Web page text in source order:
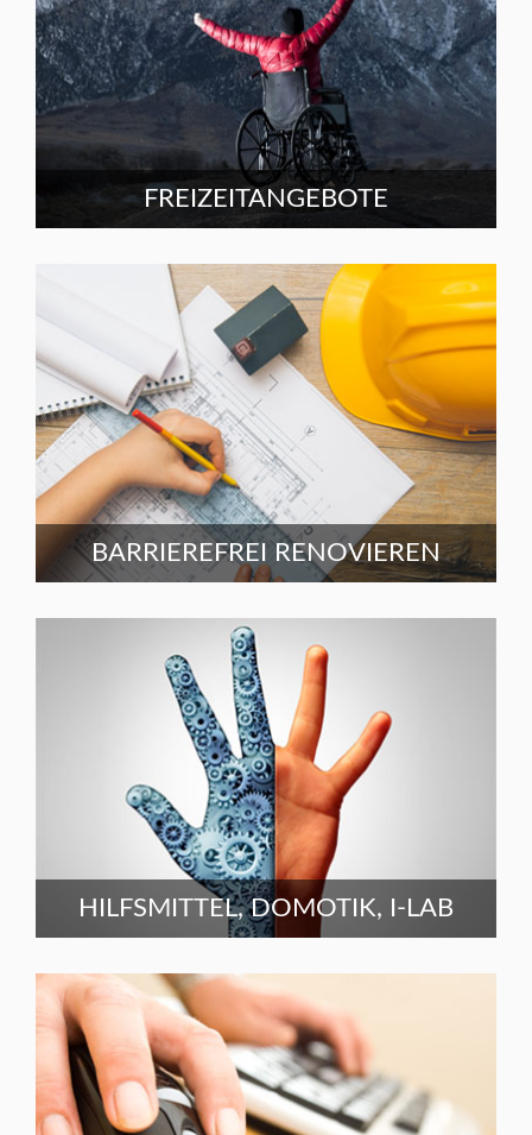
FREIZEITANGEBOTE
BARRIEREFREI RENOVIEREN
HILFSMITTEL, DOMOTIK, I-LAB